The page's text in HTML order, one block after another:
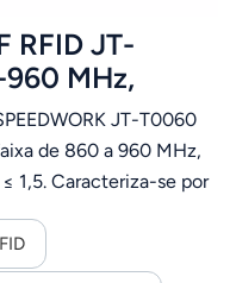
RFID JT-
MHz,
conector
JT-T0060
de 860 a 960 MHz,
1,5. Caracteriza-se por
aplicações RFID.